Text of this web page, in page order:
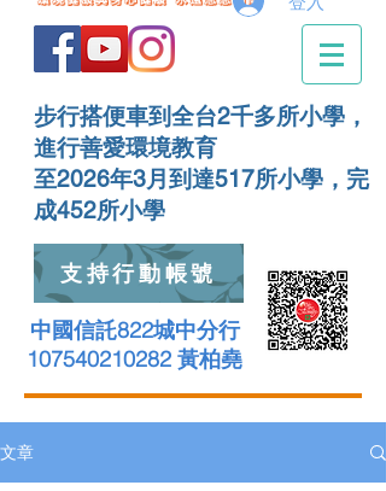
步行搭便車到全台2千多所小學，
進行善愛環境教育
至2026年3月到達517所小學，完
成452所小學
支持行動帳號
中國信託822城中分行
107540210282 黃柏堯
文章